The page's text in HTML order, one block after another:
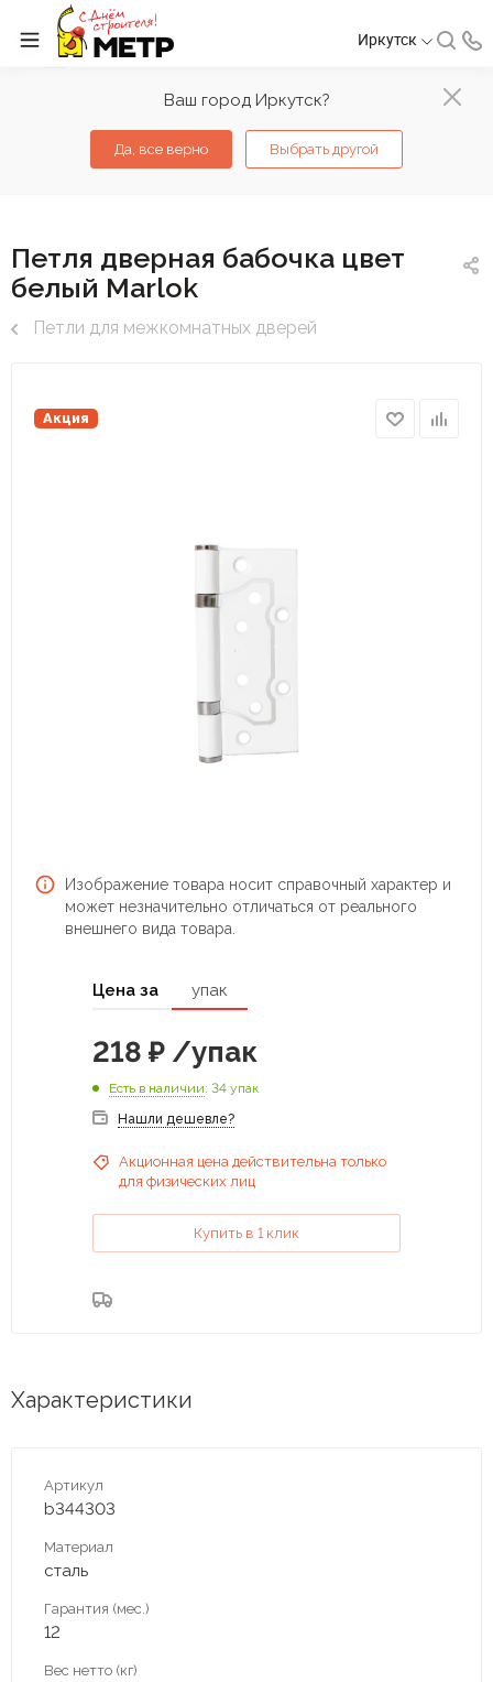
Ваш город Иркутск?
Да, все верно Выбрать другой
Иркутск
Петля дверная бабочка цвет
белый Marlok
Петли для межкомнатных дверей
Акция
Изображение товара носит справочный характер и
может незначительно отличаться от реального
внешнего вида товара.
Цена за упак
218 ₽ /упак
Есть в наличии: 34 упак
Нашли дешевле?
Акционная цена действительна только
для физических лиц
Купить в 1 клик
Характеристики
Артикул
b344303
Материал
сталь
Гарантия (мес.)
12
Вес нетто (кг)